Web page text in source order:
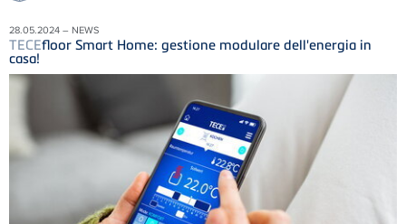
28.05.2024 – NEWS
TECEfloor Smart Home: gestione modulare dell'energia in
casa!